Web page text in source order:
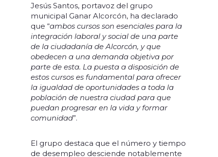
Jesús Santos, portavoz del grupo
municipal Ganar Alcorcón, ha declarado
que “ambos cursos son esenciales para la
integración laboral y social de una parte
de la ciudadanía de Alcorcón, y que
obedecen a una demanda objetiva por
parte de esta. La puesta a disposición de
estos cursos es fundamental para ofrecer
la igualdad de oportunidades a toda la
población de nuestra ciudad para que
puedan progresar en la vida y formar
comunidad”.
El grupo destaca que el número y tiempo
de desempleo desciende notablemente